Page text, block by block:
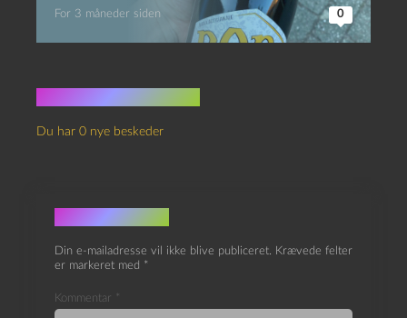
For 3 måneder siden 0
Du har 0 nye beskeder
Skriv et svar
Din e-mailadresse vil ikke blive publiceret. Krævede felter
er markeret med *
Kommentar *